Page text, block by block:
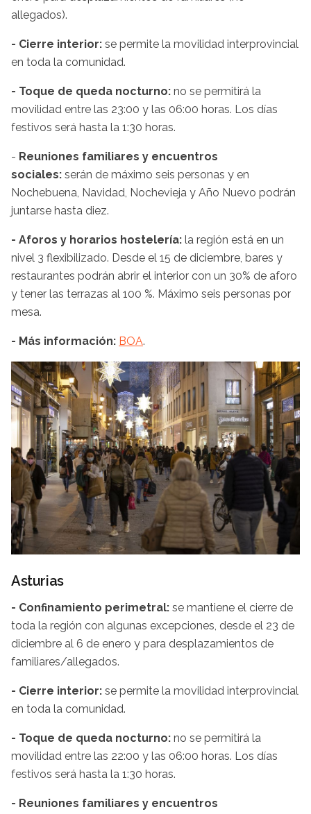
allegados).
- Cierre interior: se permite la movilidad interprovincial
en toda la comunidad.
- Toque de queda nocturno: no se permitirá la
movilidad entre las 23:00 y las 06:00 horas. Los días
festivos será hasta la 1:30 horas.
- Reuniones familiares y encuentros
sociales: serán de máximo seis personas y en
Nochebuena, Navidad, Nochevieja y Año Nuevo podrán
juntarse hasta diez.
- Aforos y horarios hostelería: la región está en un
nivel 3 flexibilizado. Desde el 15 de diciembre, bares y
restaurantes podrán abrir el interior con un 30% de aforo
y tener las terrazas al 100 %. Máximo seis personas por
mesa.
- Más información: BOA.
Asturias
- Confinamiento perimetral: se mantiene el cierre de
toda la región con algunas excepciones, desde el 23 de
diciembre al 6 de enero y para desplazamientos de
familiares/allegados.
- Cierre interior: se permite la movilidad interprovincial
en toda la comunidad.
- Toque de queda nocturno: no se permitirá la
movilidad entre las 22:00 y las 06:00 horas. Los días
festivos será hasta la 1:30 horas.
- Reuniones familiares y encuentros